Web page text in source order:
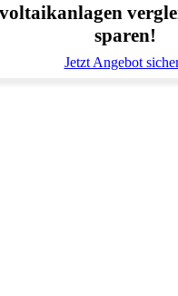
sparen!
Jetzt Angebot